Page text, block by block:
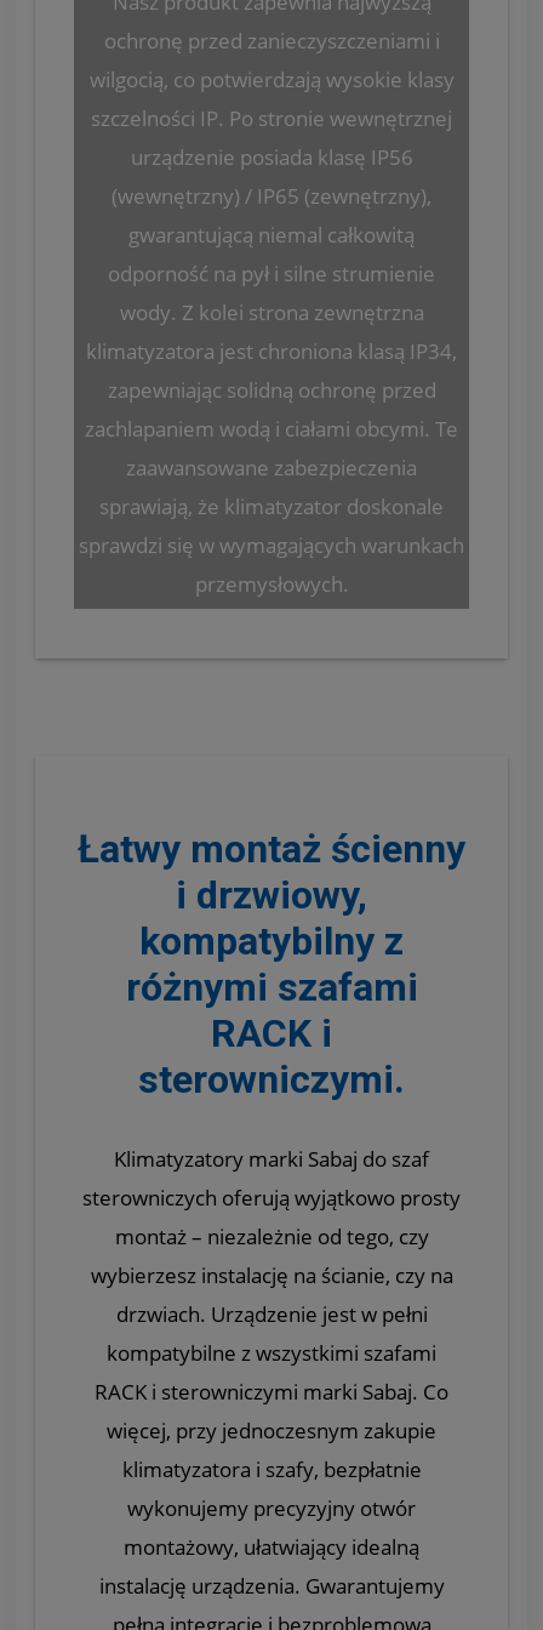
ochronę przed zanieczyszczeniami i
wilgocią, co potwierdzają wysokie klasy
szczelności IP. Po stronie wewnętrznej
urządzenie posiada klasę IP56
(wewnętrzny) / IP65 (zewnętrzny),
gwarantującą niemal całkowitą
odporność na pył i silne strumienie
wody. Z kolei strona zewnętrzna
klimatyzatora jest chroniona klasą IP34,
zapewniając solidną ochronę przed
zachlapaniem wodą i ciałami obcymi. Te
zaawansowane zabezpieczenia
sprawiają, że klimatyzator doskonale
sprawdzi się w wymagających warunkach
przemysłowych.
Łatwy montaż ścienny
i drzwiowy,
kompatybilny z
różnymi szafami
RACK i
sterowniczymi.
Klimatyzatory marki Sabaj do szaf
sterowniczych oferują wyjątkowo prosty
montaż – niezależnie od tego, czy
wybierzesz instalację na ścianie, czy na
drzwiach. Urządzenie jest w pełni
kompatybilne z wszystkimi szafami
RACK i sterowniczymi marki Sabaj. Co
więcej, przy jednoczesnym zakupie
klimatyzatora i szafy, bezpłatnie
wykonujemy precyzyjny otwór
montażowy, ułatwiający idealną
instalację urządzenia. Gwarantujemy
pełną integrację i bezproblemową